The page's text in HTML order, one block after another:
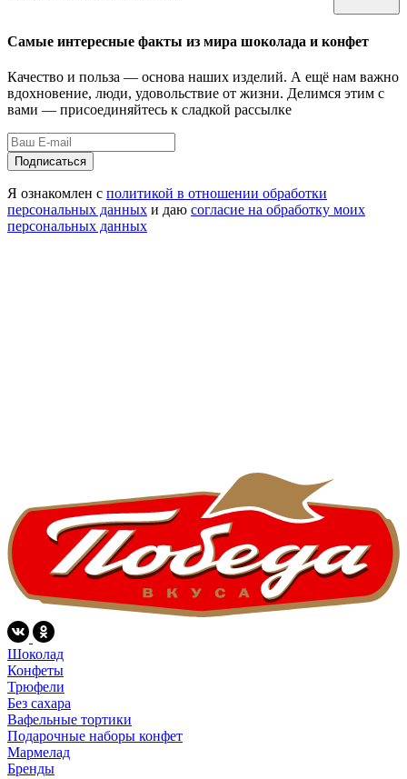
Самые интересные факты из мира шоколада и конфет
Качество и польза — основа наших изделий. А ещё нам важно
вдохновение, люди, удовольствие от жизни. Делимся этим с
вами — присоединяйтесь к сладкой рассылке
Подписаться
Я ознакомлен с политикой в отношении обработки
персональных данных и даю согласие на обработку моих
персональных данных
Шоколад
Конфеты
Трюфели
Без сахара
Вафельные тортики
Подарочные наборы конфет
Мармелад
Бренды